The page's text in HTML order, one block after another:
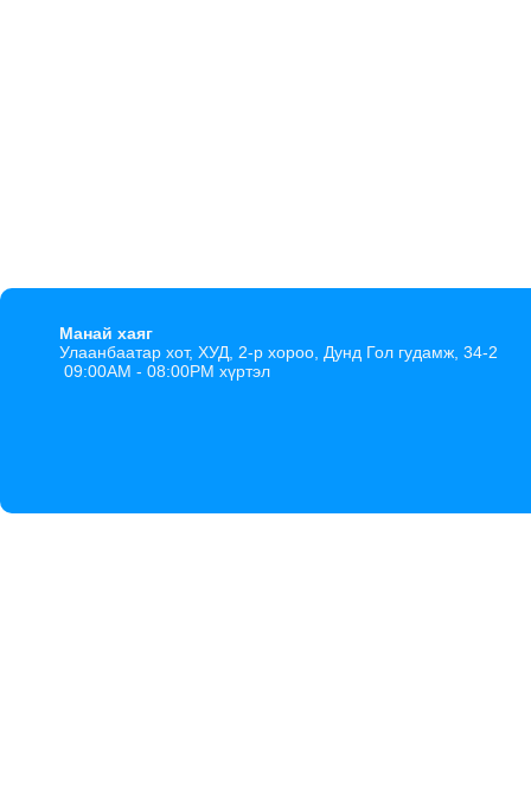
Манай хаяг
Улаанбаатар хот, ХУД, 2-р хороо, Дунд Гол гудамж, 34-2
09:00AM - 08:00PM хүртэл